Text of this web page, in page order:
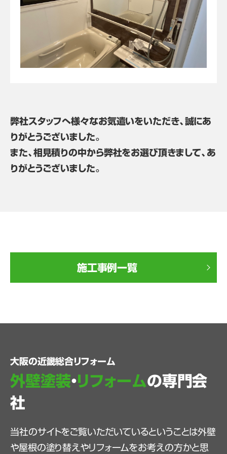
弊社スタッフへ様々なお気遣いをいただき、誠にあ
りがとうございました。
また、相見積りの中から弊社をお選び頂きまして、あ
りがとうございました。
施工事例一覧
大阪の近畿総合リフォーム
外壁塗装・リフォームの専門会
社
当社のサイトをご覧いただいているということは外壁
や屋根の塗り替えやリフォームをお考えの方かと思